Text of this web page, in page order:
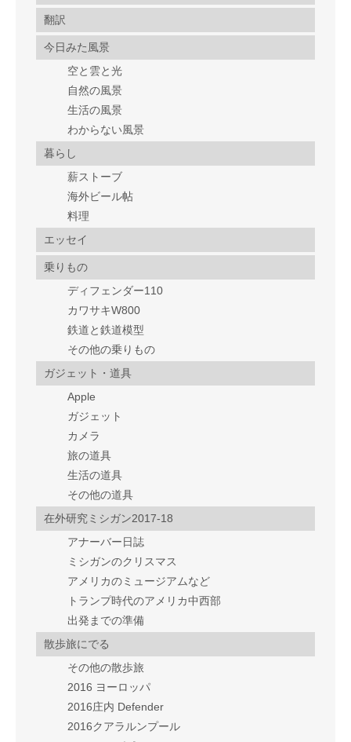
翻訳
今日みた風景
空と雲と光
自然の風景
生活の風景
わからない風景
暮らし
薪ストーブ
海外ビール帖
料理
エッセイ
乗りもの
ディフェンダー110
カワサキW800
鉄道と鉄道模型
その他の乗りもの
ガジェット・道具
Apple
ガジェット
カメラ
旅の道具
生活の道具
その他の道具
在外研究ミシガン2017-18
アナーバー日誌
ミシガンのクリスマス
アメリカのミュージアムなど
トランプ時代のアメリカ中西部
出発までの準備
散歩旅にでる
その他の散歩旅
2016 ヨーロッパ
2016庄内 Defender
2016クアラルンプール